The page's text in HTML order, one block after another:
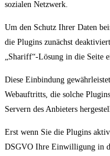
sozialen Netzwerk.
Um den Schutz Ihrer Daten
die Plugins zunächst
„Shariff“-Lösung in die Seite
Diese Einbindung
Webauftritts, die solche
Servern des Anbieters
Erst wenn Sie die Plugins
DSGVO Ihre Einwilligung in